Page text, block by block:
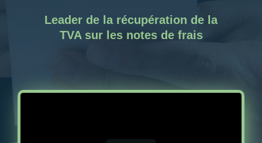
Fournisseurs
Contactez-nous
Leader de la récupération de la
TVA sur les notes de frais